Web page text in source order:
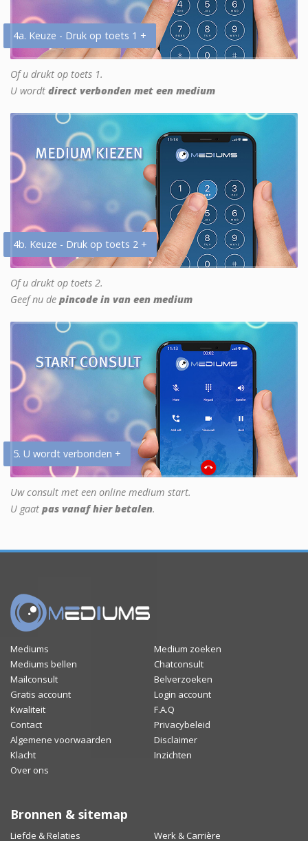
4a. Keuze - Druk op toets 1 +
Of u drukt op toets 1.
U wordt direct verbonden met een medium
4b. Keuze - Druk op toets 2 +
Of u drukt op toets 2.
Geef nu de pincode in van een medium
5. U wordt verbonden +
Uw consult met een online medium start.
U gaat pas vanaf hier betalen.
Mediums
Medium zoeken
Mediums bellen
Chatconsult
Mailconsult
Belverzoeken
Gratis account
Login account
Kwaliteit
F.A.Q
Contact
Privacybeleid
Algemene voorwaarden
Disclaimer
Klacht
Inzichten
Over ons
Bronnen & sitemap
Liefde & Relaties Werk & Carrière